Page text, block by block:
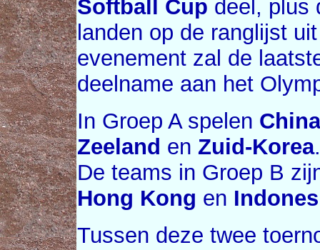
Softball Cup deel, plus
landen op de ranglijst
evenement zal de
deelname aan het
In Groep A spelen China
Zeeland en Zuid-Korea.
De teams in Groep B
Hong Kong en
Tussen deze twee